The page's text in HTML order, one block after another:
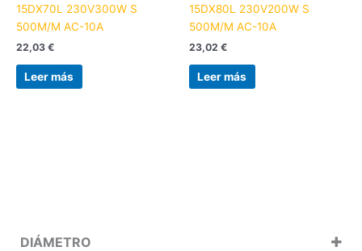
DIÁMETRO
15DX70L 230V300W S
500M/M AC-10A
22,03 €
Leer más
15DX80L 230V200W S
500M/M AC-10A
23,02 €
Leer más